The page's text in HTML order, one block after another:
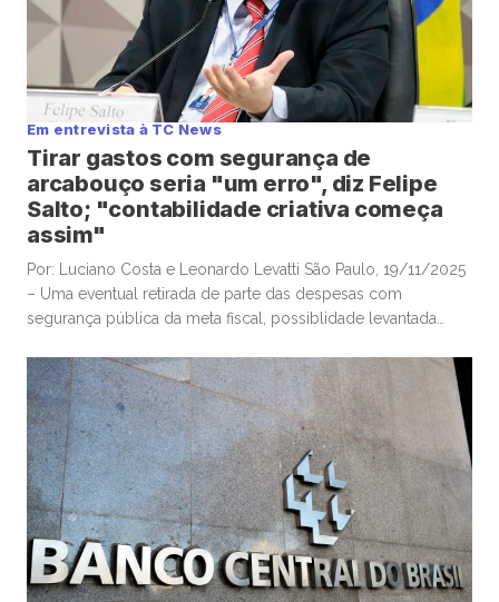
Em entrevista à TC News
Tirar gastos com segurança de
arcabouço seria "um erro", diz Felipe
Salto; "contabilidade criativa começa
assim"
Por: Luciano Costa e Leonardo Levatti São Paulo, 19/11/2025
– Uma eventual retirada de parte das despesas com
segurança pública da meta fiscal, possiblidade levantada
semana, seria “um erro”, e “desastrosa”, alertou o
economista-chefe e sócio da Warren Investimentos, Felipe
Salto, em participação na TC News. Lewandowski ventilou […]